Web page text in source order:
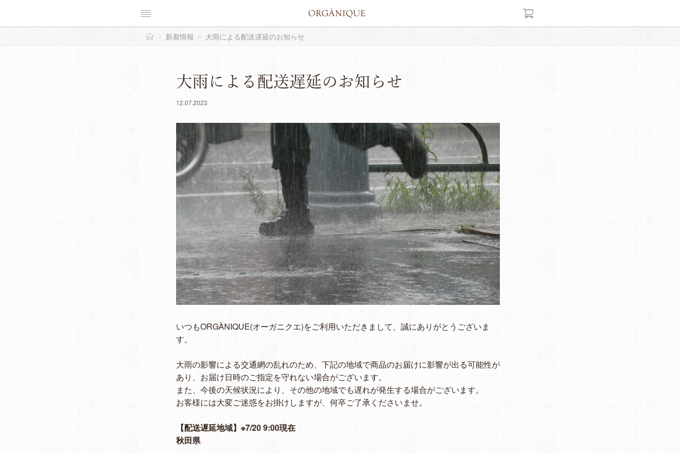
新着情報 大雨による配送遅延のお知らせ
大雨による配送遅延のお知らせ
12.07.2023
いつもORGÀNIQUE(オーガニクエ)をご利用いただきまして、誠にありがとうございま
す。
大雨の影響による交通網の乱れのため、下記の地域で商品のお届けに影響が出る可能性が
あり、お届け日時のご指定を守れない場合がございます。
また、今後の天候状況により、その他の地域でも遅れが発生する場合がございます。
お客様には大変ご迷惑をお掛けしますが、何卒ご了承くださいませ。
【配送遅延地域】※7/20 9:00現在
秋田県